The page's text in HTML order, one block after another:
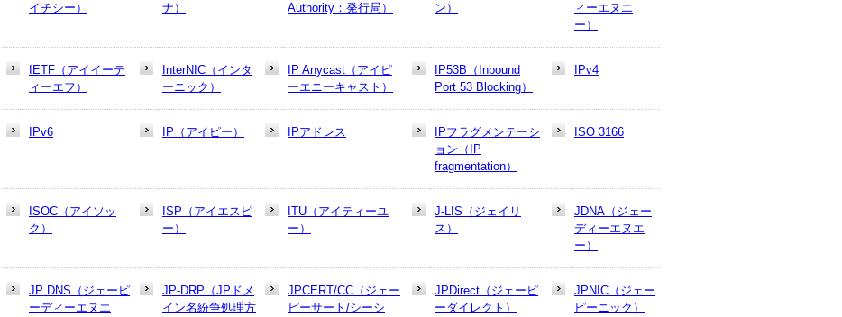
イチシー）
ナ）
Authority：発行局）
ン）
ィーエヌエ
ー）
IETF（アイイーテ
ィーエフ）
InterNIC（インタ
ーニック）
IP Anycast（アイピ
ーエニーキャスト）
IP53B（Inbound
Port 53 Blocking）
IPv4
IPv6 IP（アイピー） IPアドレス
IPフラグメンテーシ
ョン（IP
fragmentation）
ISO 3166
ISOC（アイソッ
ク）
ISP（アイエスピ
ー）
ITU（アイティーユ
ー）
J-LIS（ジェイリ
ス）
JDNA（ジェー
ディーエヌエ
ー）
JP DNS（ジェーピ
ーディーエヌエ
JP-DRP（JPドメ
イン名紛争処理方
JPCERT/CC（ジェー
ピーサート/シーシ
JPDirect（ジェーピ
ーダイレクト）
JPNIC（ジェー
ピーニック）